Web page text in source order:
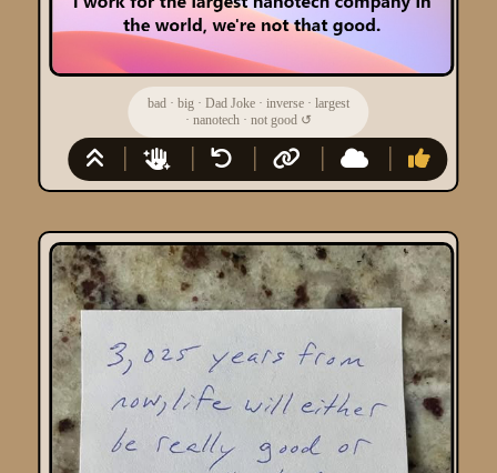
bad· big· Dad Joke· inverse· largest
· nanotech· not good ↺